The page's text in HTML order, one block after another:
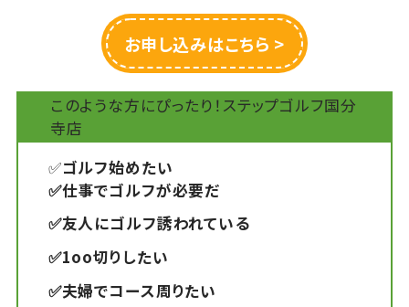
お申し込みはこちら >
このような方にぴったり！ステップゴルフ国分
寺店
✅ゴルフ始めたい
✅仕事でゴルフが必要だ
✅友人にゴルフ誘われている
✅1oo切りしたい
✅夫婦でコース周りたい